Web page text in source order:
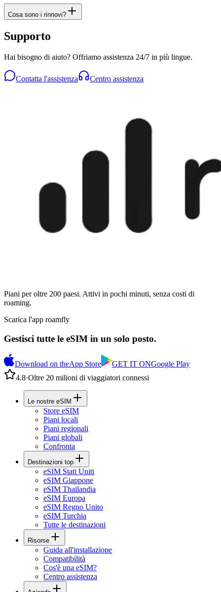
Cosa sono i rinnovi?
Supporto
Hai bisogno di aiuto? Offriamo assistenza 24/7 in più lingue.
Contatta l'assistenza Centro assistenza
Piani per oltre 200 paesi. Attivi in pochi minuti, senza costi di
roaming.
Scarica l'app roamfly
Gestisci tutte le eSIM in un solo posto.
Download on theApp Store GET IT ONGoogle Play
4.8·Oltre 20 milioni di viaggiatori connessi
Le nostre eSIM
Store eSIM
Piani locali
Piani regionali
Piani globali
Confronta
Destinazioni top
eSIM Stati Uniti
eSIM Giappone
eSIM Thailandia
eSIM Europa
eSIM Regno Unito
eSIM Turchia
Tutte le destinazioni
Risorse
Guida all'installazione
Compatibilità
Cos'è una eSIM?
Centro assistenza